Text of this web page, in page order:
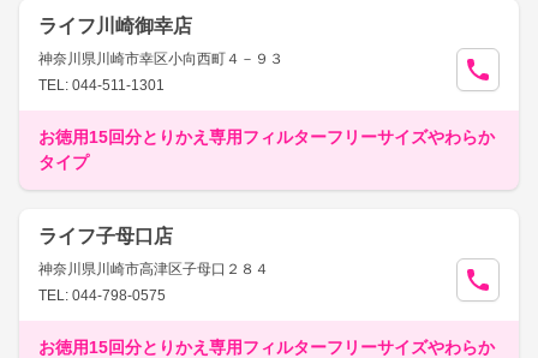
ライフ川崎御幸店
神奈川県川崎市幸区小向西町４－９３
TEL: 044-511-1301
お徳用15回分とりかえ専用フィルターフリーサイズやわらか
タイプ
ライフ子母口店
神奈川県川崎市高津区子母口２８４
TEL: 044-798-0575
お徳用15回分とりかえ専用フィルターフリーサイズやわらか